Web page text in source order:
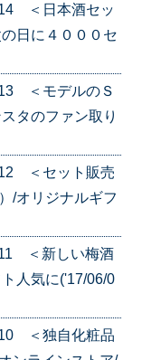
＜日本酒セッ
日に４０００セ
＜モデルのＳ
タのファン取り
＜セット販売
/オリジナルギフ
＜新しい梅酒
人気に('17/06/0
＜独自化粧品